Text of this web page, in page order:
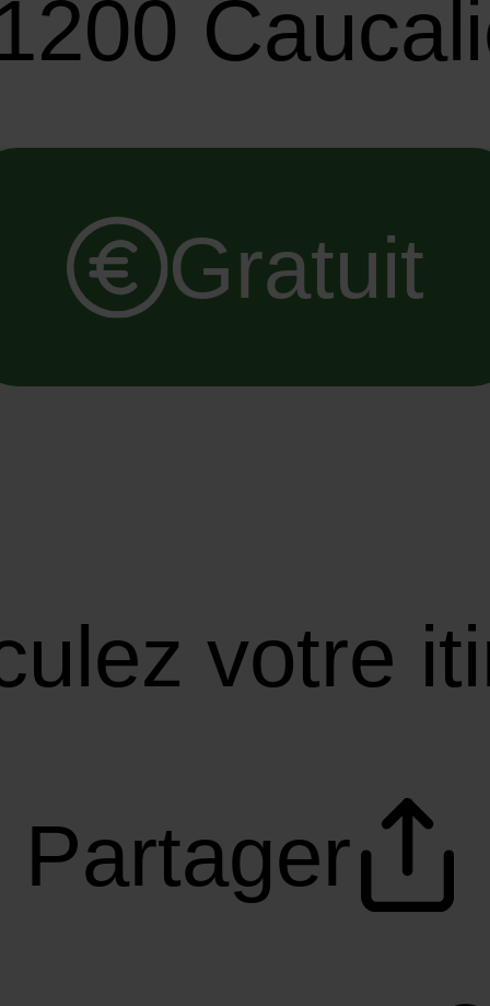
votre
Partager
Gratuit